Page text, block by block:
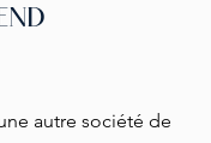
autre société de